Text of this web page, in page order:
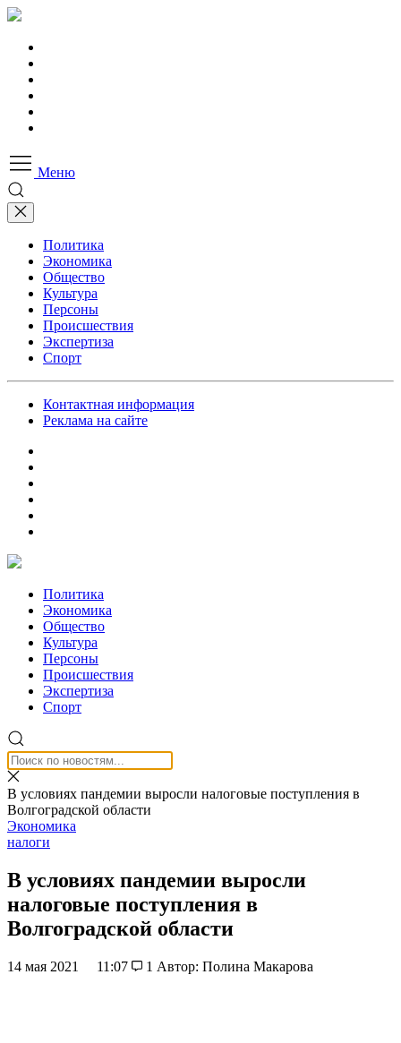
Меню
Политика
Экономика
Общество
Культура
Персоны
Происшествия
Экспертиза
Спорт
Контактная информация
Реклама на сайте
Политика
Экономика
Общество
Культура
Персоны
Происшествия
Экспертиза
Спорт
В условиях пандемии выросли налоговые поступления в
Волгоградской области
Экономика
налоги
В условиях пандемии выросли
налоговые поступления в
Волгоградской области
14 мая 2021 11:07 1 Автор: Полина Макарова